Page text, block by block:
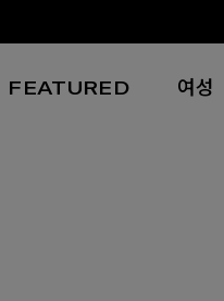
FEATURED 여성